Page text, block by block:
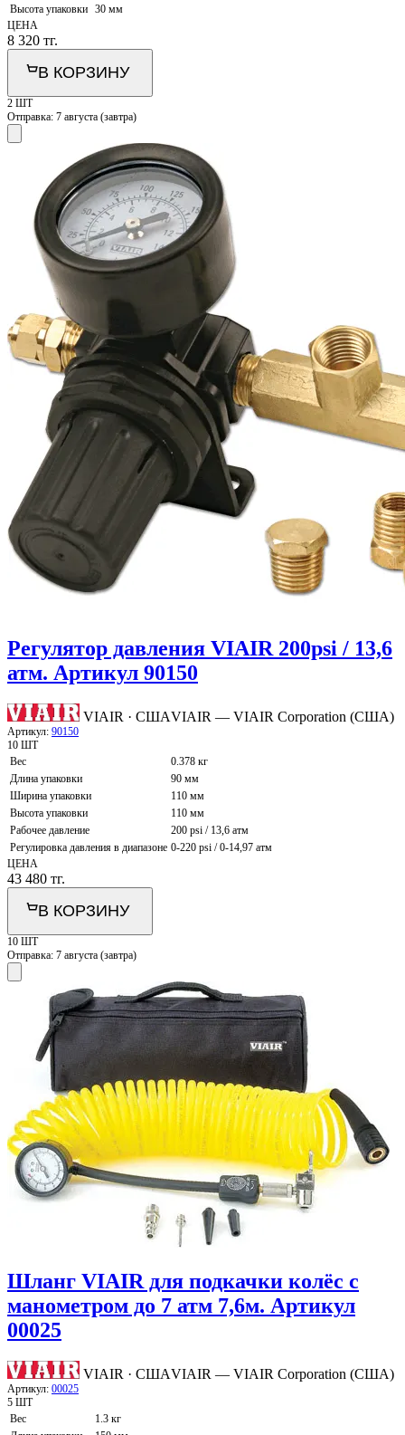
Высота упаковки 30 мм
ЦЕНА
8 320 тг.
В КОРЗИНУ
2 ШТ
Отправка: 7 августа (завтра)
Регулятор давления VIAIR 200psi / 13,6
атм. Артикул 90150
VIAIR · СШАVIAIR — VIAIR Corporation (США)
Артикул: 90150
10 ШТ
Вес
0.378 кг
Длина упаковки
90 мм
Ширина упаковки
110 мм
Высота упаковки
110 мм
Рабочее давление
200 psi / 13,6 атм
Регулировка давления в диапазоне 0-220 psi / 0-14,97 атм
ЦЕНА
43 480 тг.
В КОРЗИНУ
10 ШТ
Отправка: 7 августа (завтра)
Шланг VIAIR для подкачки колёс с
манометром до 7 атм 7,6м. Артикул
00025
VIAIR · СШАVIAIR — VIAIR Corporation (США)
Артикул: 00025
5 ШТ
Вес
1.3 кг